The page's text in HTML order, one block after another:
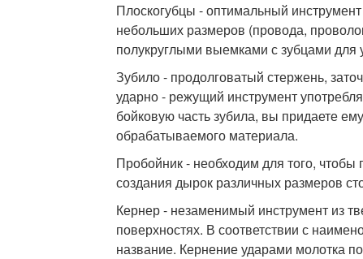
Плоскогубцы - оптимальный
небольших размеров (провода,
полукруглыми выемками с зубцами для
Зубило - продолговатый стержень,
ударно - режущий инструмент
бойковую часть зубила, вы придаете
обрабатываемого материала.
Пробойник - необходим для того,
создания дырок различных размеров
Кернер - незаменимый инструмент из
поверхностях. В соответствии с
название. Кернение ударами молотка